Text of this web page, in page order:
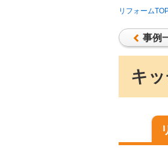
リフォーム
事例
キ